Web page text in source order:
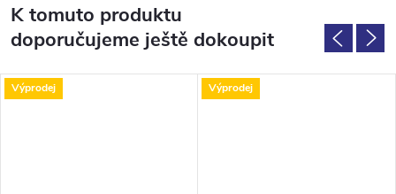
K tomuto produktu
doporučujeme ještě dokoupit
Výprodej Výprodej